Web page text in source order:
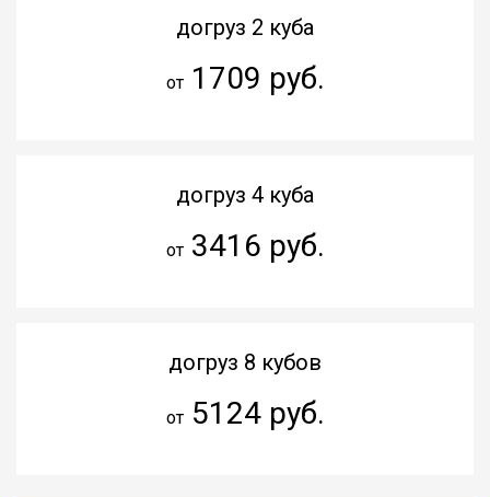
догруз 2 куба
от1709 руб.
догруз 4 куба
от3416 руб.
догруз 8 кубов
от5124 руб.